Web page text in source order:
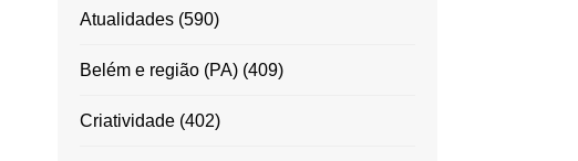
Atualidades(590)
Belém e região (PA)(409)
Criatividade(402)